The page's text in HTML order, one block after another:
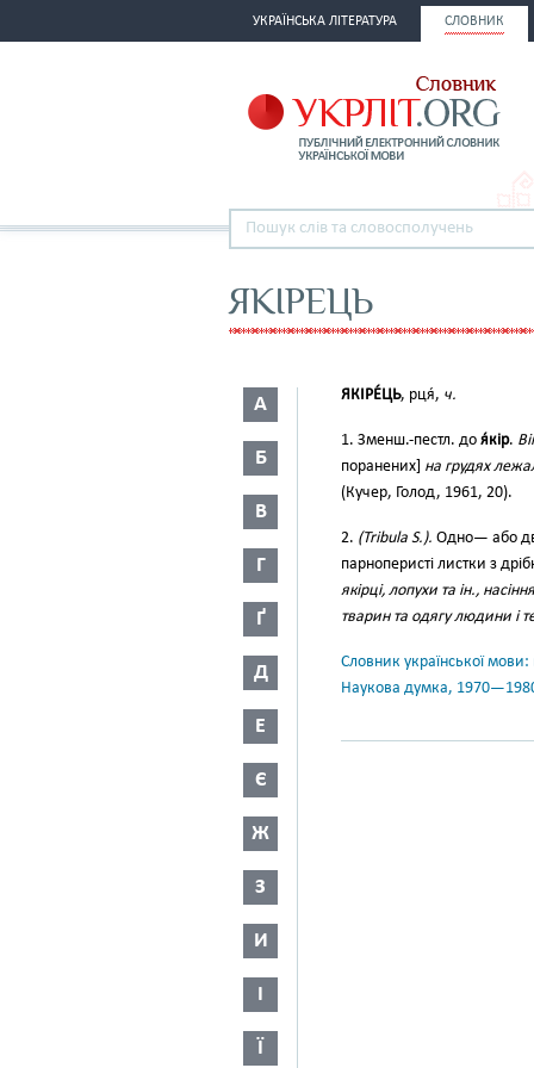
УКРАЇНСЬКА ЛІТЕРАТУРА СЛОВНИК
ЯКІРЕЦЬ
А
Б
В
Г
Ґ
Д
Е
Є
Ж
З
И
І
Ї
ЯКІРЕ́ЦЬ, рця́, ч.
1. Зменш.-пестл. до я́кір.
поранених] на грудях
(Кучер, Голод, 1961, 20).
2. (Tribula S.). Одно— або
парноперисті листки з
якірці, лопухи та ін.,
тварин та одягу людини і
Словник української
Наукова думка,